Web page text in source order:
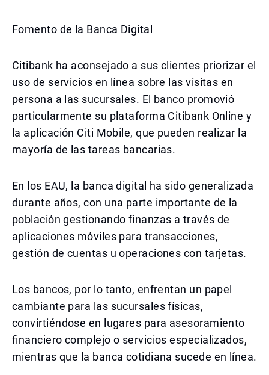
Fomento de la Banca Digital
Citibank ha aconsejado a sus clientes priorizar el
uso de servicios en línea sobre las visitas en
persona a las sucursales. El banco promovió
particularmente su plataforma Citibank Online y
la aplicación Citi Mobile, que pueden realizar la
mayoría de las tareas bancarias.
En los EAU, la banca digital ha sido generalizada
durante años, con una parte importante de la
población gestionando finanzas a través de
aplicaciones móviles para transacciones,
gestión de cuentas u operaciones con tarjetas.
Los bancos, por lo tanto, enfrentan un papel
cambiante para las sucursales físicas,
convirtiéndose en lugares para asesoramiento
financiero complejo o servicios especializados,
mientras que la banca cotidiana sucede en línea.